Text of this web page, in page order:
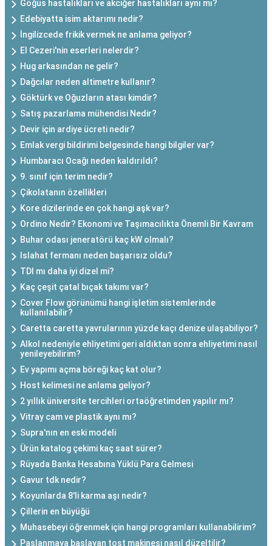
Göğüs hastalıkları ve akciğer hastalıkları aynı mı?
Edebiyatta isim aktarımı nedir?
İngilizcede frikik vermek ne anlama geliyor?
El Cezeri'nin eserleri nelerdir?
Hug arkasından ne gelir?
Dağcılar neden altimetre kullanır?
Göktürk ve Oğuzların atası kimdir?
Satış pazarlama mühendisi Nedir?
Devir için ardiye ücreti nedir?
Emlak vergi bildirimi belgesinde hangi bilgiler var?
Humbaracı Ocağı neden kaldırıldı?
9. sınıf için terim nedir?
Çikolatanın özellikleri
Kore dizilerinde en çok hangi aşk var?
Ordino Nedir? Ekonomi ve Taşımacılıkta Önemli Bir Kavram
Buhar odası jeneratörü kaç kW olmalı?
Islahat fermanı neden başarısız oldu?
TDI mı daha iyi dizel mi?
Kaç çeşit çatal bıçak takımı var?
Cover Flow görünümü hangi işletim sistemlerinde
kullanılabilir?
Caretta caretta yavrularının yüzde kaçı denize ulaşabiliyor?
Alkol nedeniyle ehliyetimi geri aldıktan sonra ehliyetimi nasıl
yenileyebilirim?
Ev yapımı açma böreği kaç kat olur?
Host kelimesi ne anlama geliyor?
2 yıllık üniversite tercihleri ortaöğretimden yapılır mı?
Vitray cam ve plastik aynı mı?
Supra'nın en eski modeli
Ürün katalog çekimi kaç saat sürer?
Rüyada Banka Hesabına Yüklü Para Gelmesi
Gavur tdk nedir?
Koyunlarda 8'li karma aşı nedir?
Çillerin en büyüğü
Muhasebeyi öğrenmek için hangi programları kullanabilirim?
Paslanmaya başlayan tost makinesi nasıl düzeltilir?